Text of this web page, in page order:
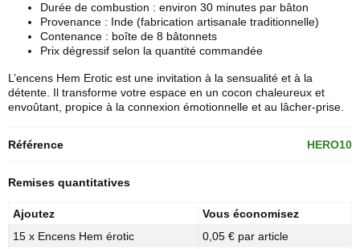
Durée de combustion : environ 30 minutes par bâton
Provenance : Inde (fabrication artisanale traditionnelle)
Contenance : boîte de 8 bâtonnets
Prix dégressif selon la quantité commandée
L’encens Hem Erotic est une invitation à la sensualité et à la
détente. Il transforme votre espace en un cocon chaleureux et
envoûtant, propice à la connexion émotionnelle et au lâcher-prise.
Référence HERO10
Remises quantitatives
Ajoutez
Vous économisez
15 x Encens Hem érotic
0,05 € par article